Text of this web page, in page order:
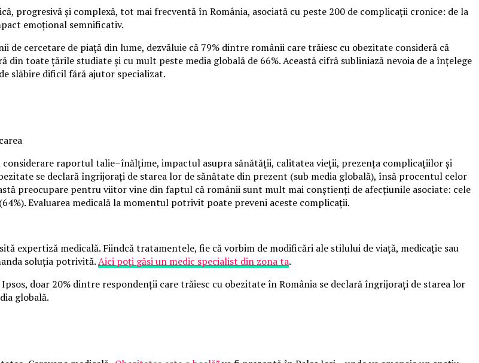
progresivă și complexă, tot mai frecventă în România, asociată cu peste 200 de complicații cronice: de la
emoțional semnificativ.
cercetare de piață din lume, dezvăluie că 79% dintre românii care trăiesc cu obezitate consideră că
din toate țările studiate și cu mult peste media globală de 66%. Această cifră subliniază nevoia de a înțelege
slăbire dificil fără ajutor specializat.
raportul talie–înălțime, impactul asupra sănătății, calitatea vieții, prezența complicațiilor și
se declară îngrijorați de starea lor de sănătate din prezent (sub media globală), însă procentul celor
preocupare pentru viitor vine din faptul că românii sunt mult mai conștienți de afecțiunile asociate: cele
Evaluarea medicală la momentul potrivit poate preveni aceste complicații.
expertiză medicală. Fiindcă tratamentele, fie că vorbim de modificări ale stilului de viață, medicație sau
soluția potrivită.Aici poți găsi un medic specialist din zona ta.
doar 20% dintre respondenții care trăiesc cu obezitate în România se declară îngrijorați de starea lor
globală.